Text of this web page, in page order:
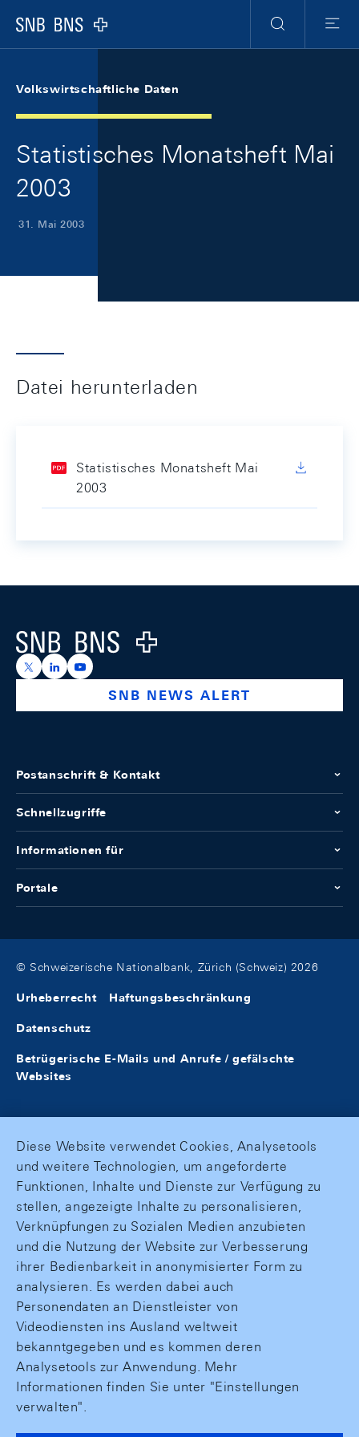
Logo
Suche
Menu
Volkswirtschaftliche Daten
Statistisches Monatsheft Mai
2003
31. Mai 2003
Datei herunterladen
Statistisches Monatsheft Mai
2003
Logo
https://x.com/snb_bns
https://ch.linkedin.com/company/swiss-national-
https://www.youtube.com/@swissnationalbank
SNB NEWS ALERT
Postanschrift & Kontakt
Schnellzugriffe
Informationen für
Portale
© Schweizerische Nationalbank, Zürich (Schweiz) 2026
Urheberrecht Haftungsbeschränkung
Datenschutz
Betrügerische E-Mails und Anrufe / gefälschte
Websites
Diese Website verwendet Cookies, Analysetools
und weitere Technologien, um angeforderte
Funktionen, Inhalte und Dienste zur Verfügung zu
stellen, angezeigte Inhalte zu personalisieren,
Verknüpfungen zu Sozialen Medien anzubieten
und die Nutzung der Website zur Verbesserung
ihrer Bedienbarkeit in anonymisierter Form zu
analysieren. Es werden dabei auch
Personendaten an Dienstleister von
Videodiensten ins Ausland weltweit
bekanntgegeben und es kommen deren
Analysetools zur Anwendung. Mehr
Informationen finden Sie unter "Einstellungen
verwalten".